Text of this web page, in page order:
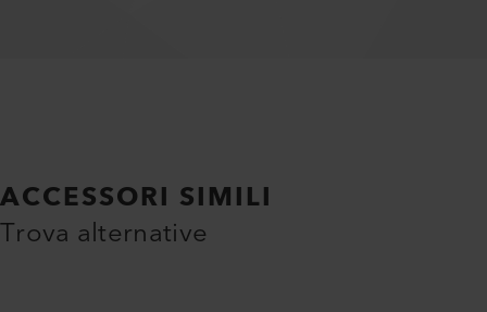
ACCESSORI SIMILI
Trova alternative